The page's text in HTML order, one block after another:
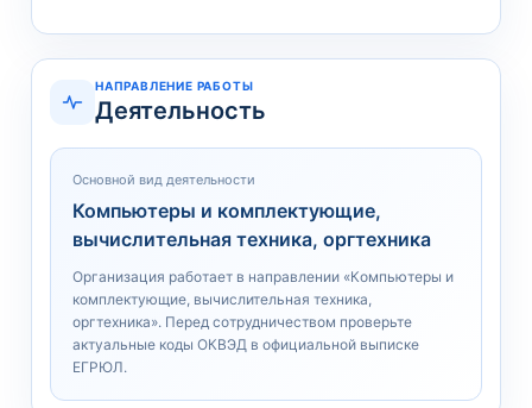
НАПРАВЛЕНИЕ РАБОТЫ
Деятельность
Основной вид деятельности
Компьютеры и комплектующие,
вычислительная техника, оргтехника
Организация работает в направлении «Компьютеры и
комплектующие, вычислительная техника,
оргтехника». Перед сотрудничеством проверьте
актуальные коды ОКВЭД в официальной выписке
ЕГРЮЛ.